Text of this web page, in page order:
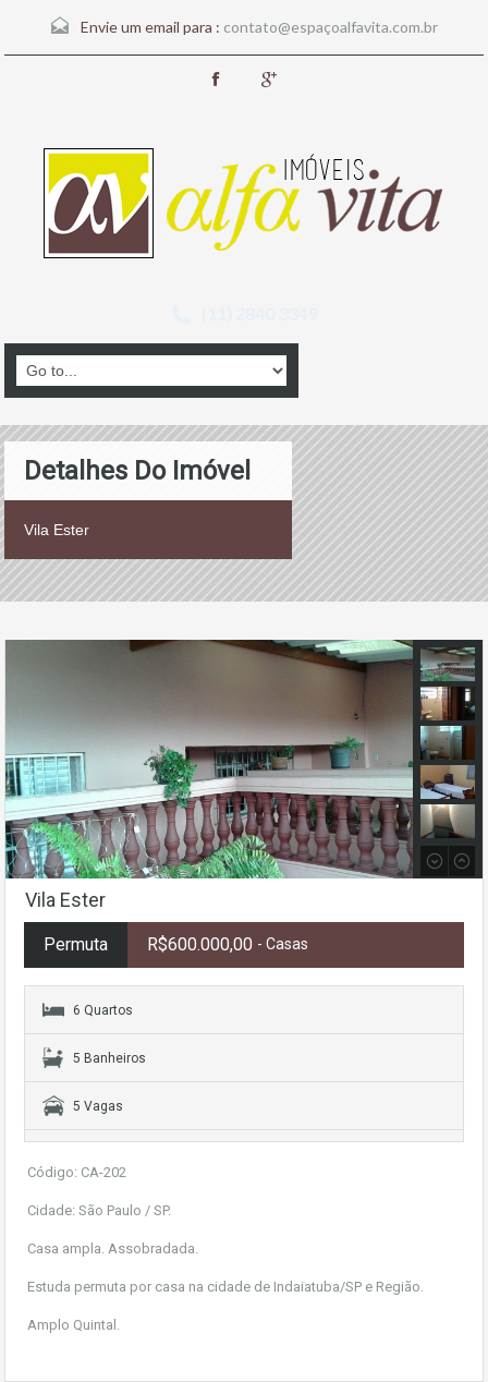
Envie um email para : contato@espaçoalfavita.com.br
Detalhes Do Imóvel
Vila Ester
Vila Ester
Permuta R$600.000,00 - Casas
6 Quartos
5 Banheiros
5 Vagas
Código: CA-202
Cidade: São Paulo / SP.
Casa ampla. Assobradada.
Estuda permuta por casa na cidade de Indaiatuba/SP e Região.
Amplo Quintal.